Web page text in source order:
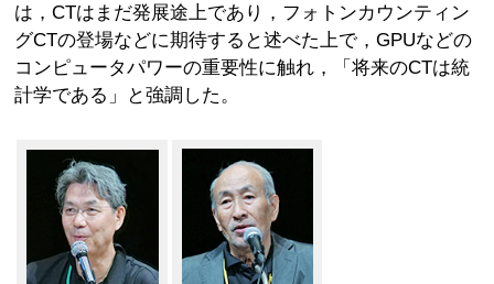
は，CTはまだ発展途上であり，フォトンカウンティン
グCTの登場などに期待すると述べた上で，GPUなどの
コンピュータパワーの重要性に触れ，「将来のCTは統
計学である」と強調した。